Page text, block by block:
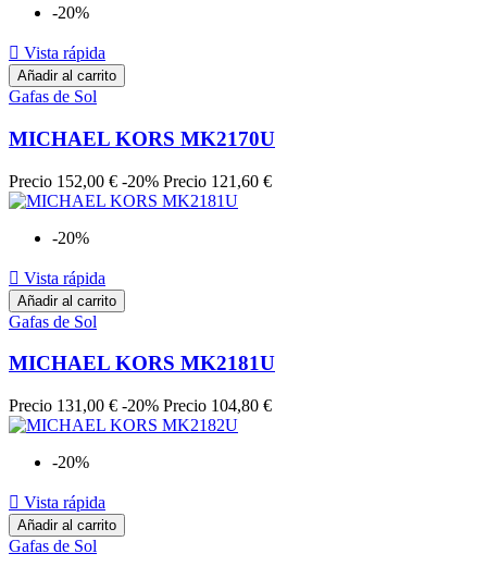
-20%
 Vista rápida
Añadir al carrito
Gafas de Sol
MICHAEL KORS MK2170U
Precio 152,00 € -20% Precio 121,60 €
-20%
 Vista rápida
Añadir al carrito
Gafas de Sol
MICHAEL KORS MK2181U
Precio 131,00 € -20% Precio 104,80 €
-20%
 Vista rápida
Añadir al carrito
Gafas de Sol